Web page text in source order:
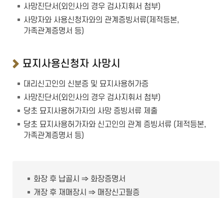
사망진단서(외인사의 경우 검사지휘서 첨부)
사망자와 사용신청자와의 관계증빙서류(제적등본,
가족관계증명서 등)
묘지사용신청자 사망시
대리신고인의 신분증 및 묘지사용허가증
사망진단서(외인사의 경우 검사지휘서 첨부)
당초 묘지사용허가자의 사망 증빙서류 제출
당초 묘지사용허가자와 신고인의 관계 증빙서류 (제적등본,
가족관계증명서 등)
화장 후 납골시 ⇒ 화장증명서
개장 후 재매장시 ⇒ 매장신고필증